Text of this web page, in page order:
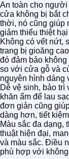
An toàn cho
cửa không bị bắt
thời, nó cũng giúp
giảm thiểu thiệt
Không có vết nứt,
trang bị gioăng
đó đảm bảo
so với cửa gỗ và
nguyên hình dáng
Dễ vệ sinh, bảo
khăn ẩm để lau
đơn giản cũng
dàng hơn, tiết
Màu sắc đa dạng,
thuật hiện đại,
và màu sắc. Điều
phù hợp với